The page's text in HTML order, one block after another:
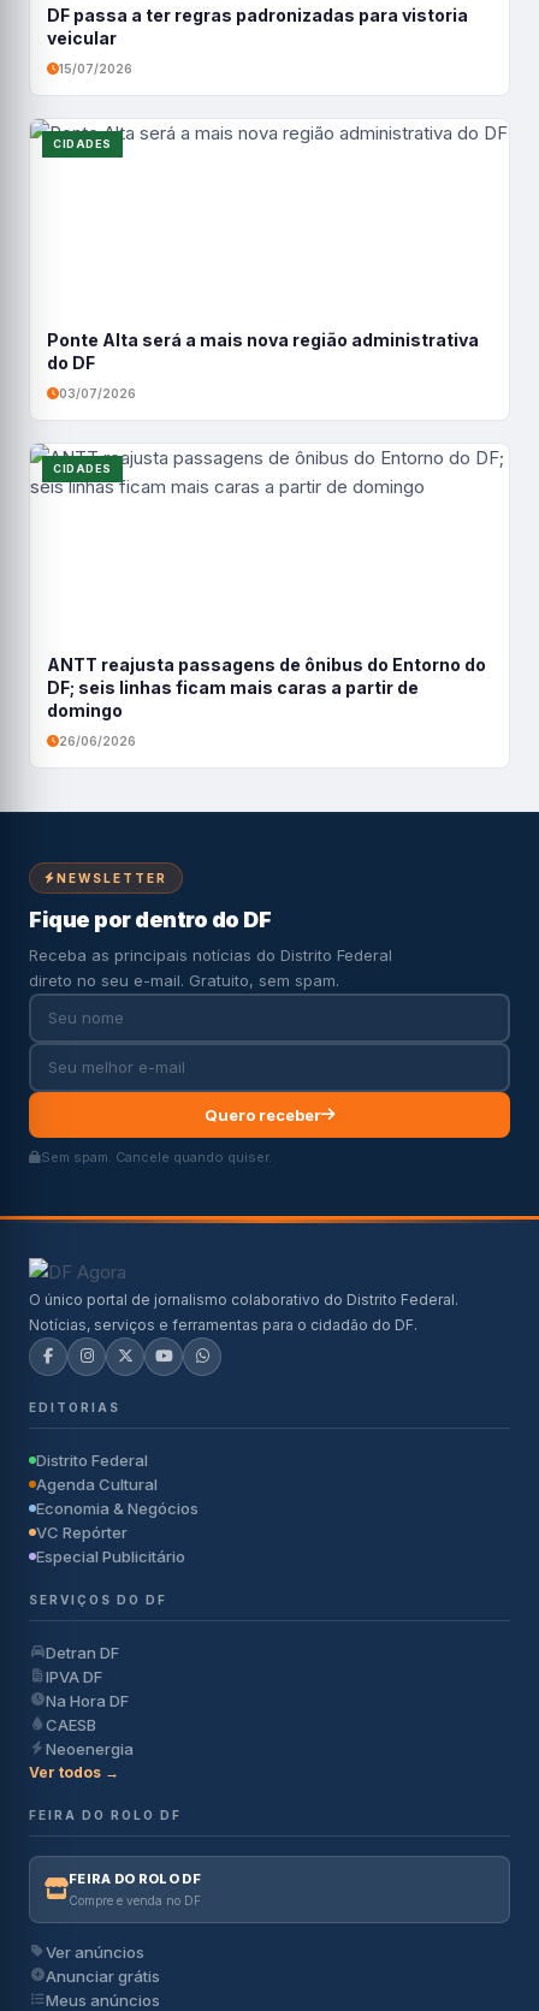
DF passa a ter regras padronizadas para vistoria
veicular
15/07/2026
CIDADES
Ponte Alta será a mais nova região administrativa
do DF
03/07/2026
CIDADES
ANTT reajusta passagens de ônibus do Entorno do
DF; seis linhas ficam mais caras a partir de
domingo
26/06/2026
NEWSLETTER
Fique por dentro do DF
Receba as principais notícias do Distrito Federal
direto no seu e-mail. Gratuito, sem spam.
Quero receber
Sem spam. Cancele quando quiser.
O único portal de jornalismo colaborativo do Distrito Federal.
Notícias, serviços e ferramentas para o cidadão do DF.
EDITORIAS
Distrito Federal
Agenda Cultural
Economia & Negócios
VC Repórter
Especial Publicitário
SERVIÇOS DO DF
Detran DF
IPVA DF
Na Hora DF
CAESB
Neoenergia
Ver todos →
FEIRA DO ROLO DF
FEIRA DO ROLO DF
Compre e venda no DF
Ver anúncios
Anunciar grátis
Meus anúncios